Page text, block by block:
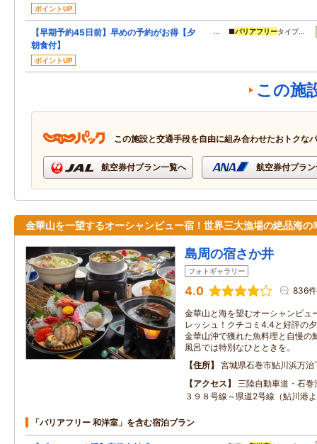
ポイントUP
【早期予約45日前】早めの予約がお得【夕
朝食付】
ポイントUP
… ■バリアフリータイプ…
この施
この施設と交通手段を自由に組み合わせたおトクな
航空券付プラン一覧へ 航空券付プラ
金華山を一望するオーシャンビュー宿！世界三大漁場の絶品海の
島周の宿さか井
フォトギャラリー
4.0 836件
金華山と海を望むオーシャンビュ
レッシュ！クチコミ4.4と好評の
金華山沖で獲れた魚料理と自慢の
風呂では特別なひとときを。
住所
宮城県石巻市鮎川浜万治
アクセス
三陸自動車道・石
３９８号線～県道2号線（鮎川港
「バリアフリー 和洋室」を含む宿泊プラン